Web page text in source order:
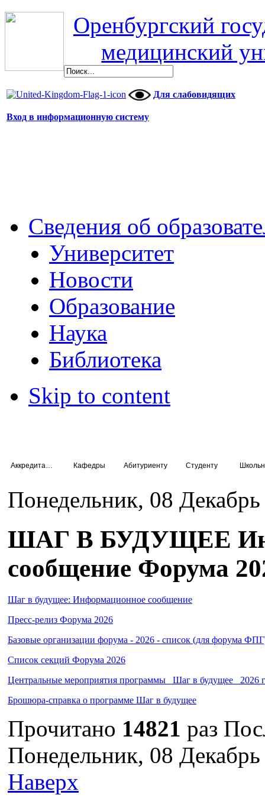
Оренбургский
медицинский
Для слабовидящих
Вход в информационную систему
Сведения об
Университет
Новости
Образование
Наука
Библиотека
Skip to content
Кафедры Абитуриенту Студенту
Понедельник, 08
ШАГ В БУДУЩЕЕ
сообщение Форума
Шаг в будущее: Информационное сообщение
Пресс-релиз Форума 2026
Базовые организации форума - 2026 - список (для форума
Список секций Форума 2026
Центральные мероприятия программы _Шаг в будущее_ 2026
Брошюра-справка о программе Шаг в будущее
Прочитано 14821 раз
Понедельник, 08
Наверх